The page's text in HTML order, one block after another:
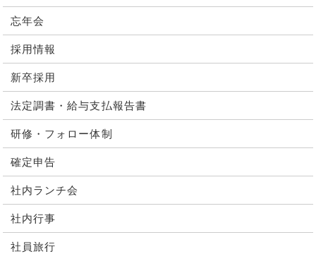
忘年会
採用情報
新卒採用
法定調書・給与支払報告書
研修・フォロー体制
確定申告
社内ランチ会
社内行事
社員旅行